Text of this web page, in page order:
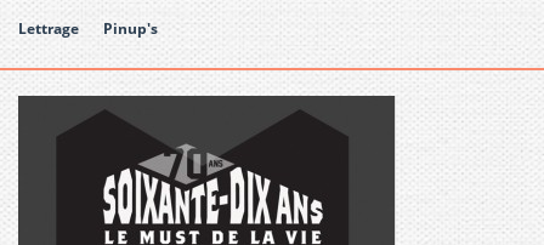
Lettrage Pinup's